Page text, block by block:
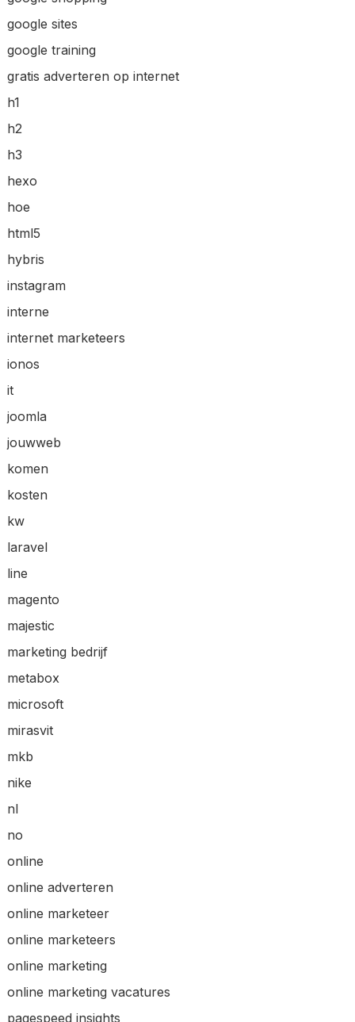
google sites
google training
gratis adverteren op internet
h1
h2
h3
hexo
hoe
html5
hybris
instagram
interne
internet marketeers
ionos
it
joomla
jouwweb
komen
kosten
kw
laravel
line
magento
majestic
marketing bedrijf
metabox
microsoft
mirasvit
mkb
nike
nl
no
online
online adverteren
online marketeer
online marketeers
online marketing
online marketing vacatures
pagespeed insights